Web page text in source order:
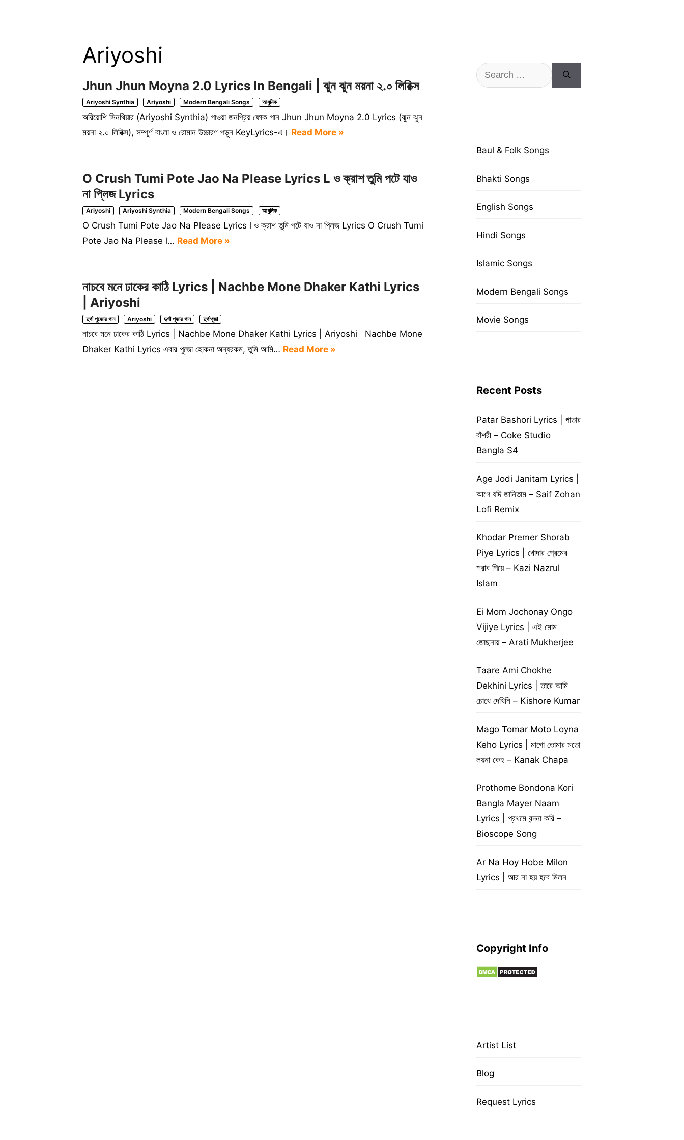
Ariyoshi
Jhun Jhun Moyna 2.0 Lyrics In Bengali | ঝুন ঝুন ময়না ২.০ লিরিক্স
Ariyoshi Synthia Ariyoshi Modern Bengali Songs আধুনিক
অরিয়োশি সিনথিয়ার (Ariyoshi Synthia) গাওয়া জনপ্রিয় ফোক গান Jhun Jhun Moyna 2.0 Lyrics (ঝুন ঝুন
ময়না ২.০ লিরিক্স), সম্পূর্ণ বাংলা ও রোমান উচ্চারণ পড়ুন KeyLyrics-এ। Read More »
O Crush Tumi Pote Jao Na Please Lyrics L ও ক্রাশ তুমি পটে যাও
না প্লিজ Lyrics
Ariyoshi Ariyoshi Synthia Modern Bengali Songs আধুনিক
O Crush Tumi Pote Jao Na Please Lyrics l ও ক্রাশ তুমি পটে যাও না প্লিজ Lyrics O Crush Tumi
Pote Jao Na Please l… Read More »
নাচবে মনে ঢাকের কাঠি Lyrics | Nachbe Mone Dhaker Kathi Lyrics
| Ariyoshi
দুর্গা পুজোর গান Ariyoshi দুর্গা পূজার গান দুর্গাপূজা
নাচবে মনে ঢাকের কাঠি Lyrics | Nachbe Mone Dhaker Kathi Lyrics | Ariyoshi Nachbe Mone
Dhaker Kathi Lyrics এবার পুজো হোকনা অন্যরকম, তুমি আমি… Read More »
Search
for:
Baul & Folk Songs
Bhakti Songs
English Songs
Hindi Songs
Islamic Songs
Modern Bengali Songs
Movie Songs
Recent Posts
Patar Bashori Lyrics | পাতার
বাঁশরী – Coke Studio
Bangla S4
Age Jodi Janitam Lyrics |
আগে যদি জানিতাম – Saif Zohan
Lofi Remix
Khodar Premer Shorab
Piye Lyrics | খোদার প্রেমের
শরাব পিয়ে – Kazi Nazrul
Islam
Ei Mom Jochonay Ongo
Vijiye Lyrics | এই মোম
জোছনায় – Arati Mukherjee
Taare Ami Chokhe
Dekhini Lyrics | তারে আমি
চোখে দেখিনি – Kishore Kumar
Mago Tomar Moto Loyna
Keho Lyrics | মাগো তোমার মতো
লয়না কেহ – Kanak Chapa
Prothome Bondona Kori
Bangla Mayer Naam
Lyrics | প্রথমে বন্দনা করি –
Bioscope Song
Ar Na Hoy Hobe Milon
Lyrics | আর না হয় হবে মিলন
Copyright Info
Artist List
Blog
Request Lyrics